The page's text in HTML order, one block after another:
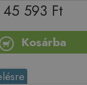
45 593 Ft
Kosárba